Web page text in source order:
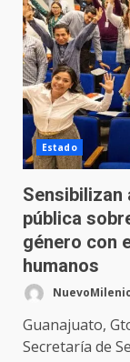
Estado
Sensibilizan
pública
género con
humanos
Guanajuato,
Secretaría de